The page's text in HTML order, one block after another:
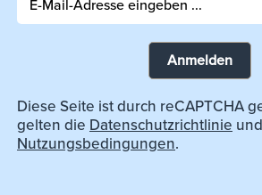
Anmelden
Diese Seite ist durch reCAPTCHA
gelten die Datenschutzrichtlinie und
Nutzungsbedingungen.